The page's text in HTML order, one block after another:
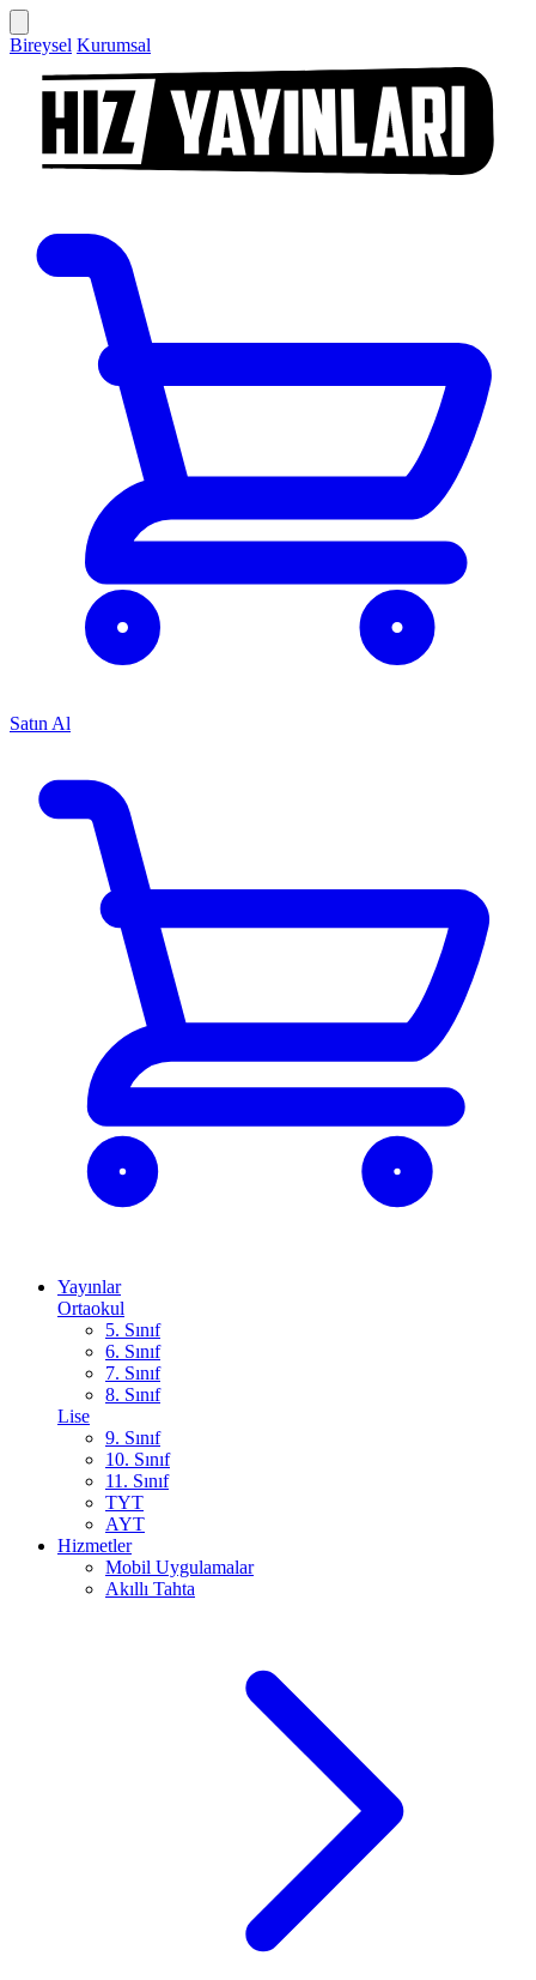
Bireysel Kurumsal
Satın Al
Yayınlar
Ortaokul
5. Sınıf
6. Sınıf
7. Sınıf
8. Sınıf
Lise
9. Sınıf
10. Sınıf
11. Sınıf
TYT
AYT
Hizmetler
Mobil Uygulamalar
Akıllı Tahta